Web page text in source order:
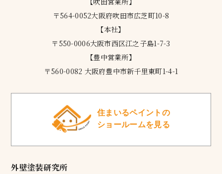
〒564-0052大阪府吹田市広芝町10-8
【本社】
〒550-0006大阪市西区江之子島1-7-3
【豊中営業所】
〒560-0082 大阪府豊中市新千里東町1-4-1
住まいるペイントの
ショールームを見る
外壁塗装研究所